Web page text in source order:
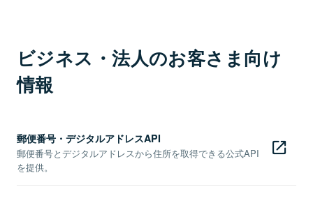
ビジネス・法人のお客さま向け
情報
郵便番号・デジタルアドレスAPI
郵便番号とデジタルアドレスから住所を取得できる公式API
を提供。